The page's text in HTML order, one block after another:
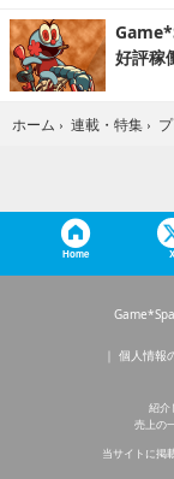
好評稼
ホーム › 連載・特集 ›
Home X
個人情報
紹介
売上の
当サイトに掲